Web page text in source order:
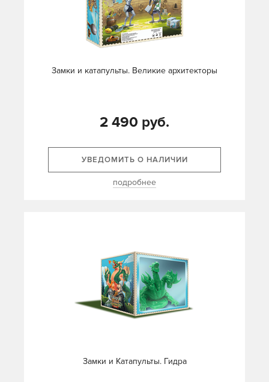
Замки и катапульты. Великие архитекторы
2 490 руб.
УВЕДОМИТЬ О НАЛИЧИИ
подробнее
Замки и Катапульты. Гидра